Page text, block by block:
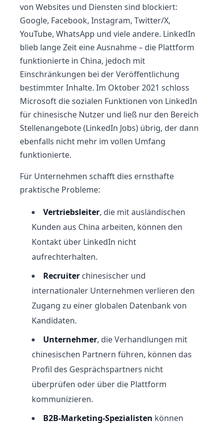
von Websites und Diensten sind blockiert:
Google, Facebook, Instagram, Twitter/X,
YouTube, WhatsApp und viele andere. LinkedIn
blieb lange Zeit eine Ausnahme – die Plattform
funktionierte in China, jedoch mit
Einschränkungen bei der Veröffentlichung
bestimmter Inhalte. Im Oktober 2021 schloss
Microsoft die sozialen Funktionen von LinkedIn
für chinesische Nutzer und ließ nur den Bereich
Stellenangebote (LinkedIn Jobs) übrig, der dann
ebenfalls nicht mehr im vollen Umfang
funktionierte.
Für Unternehmen schafft dies ernsthafte
praktische Probleme:
Vertriebsleiter, die mit ausländischen
Kunden aus China arbeiten, können den
Kontakt über LinkedIn nicht
aufrechterhalten.
Recruiter chinesischer und
internationaler Unternehmen verlieren den
Zugang zu einer globalen Datenbank von
Kandidaten.
Unternehmer, die Verhandlungen mit
chinesischen Partnern führen, können das
Profil des Gesprächspartners nicht
überprüfen oder über die Plattform
kommunizieren.
B2B-Marketing-Spezialisten können